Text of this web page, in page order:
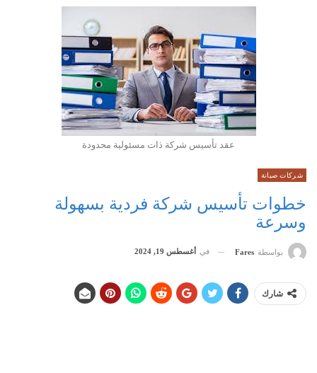
عقد تأسيس شركة ذات مسئولية محدودة
شركات صيانة
خطوات تأسيس شركة فردية بسهولة
وسرعة
بواسطة Fares في أغسطس 19, 2024
شارك